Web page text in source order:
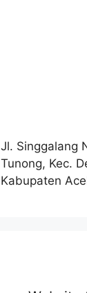
Jl. Singgalang
Tunong, Kec.
Kabupaten